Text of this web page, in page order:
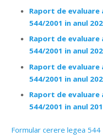
Raport de evaluare
544/2001 in anul
Raport de evaluare
544/2001 in anul
Raport de evaluare
544/2001 in anul
Raport de evaluare
544/2001 in anul
Formular cerere legea 544